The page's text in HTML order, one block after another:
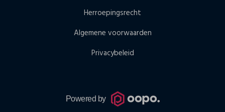
Herroepingsrecht
Algemene voorwaarden
Privacybeleid
Powered by